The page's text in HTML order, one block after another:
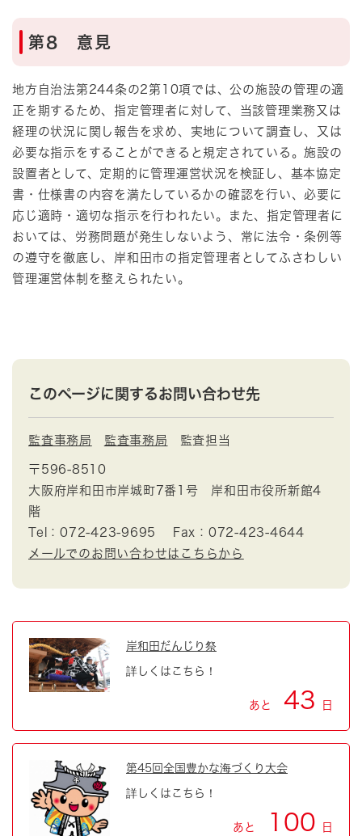
第8 意見
地方自治法第244条の2第10項では、公の施設の管理の適
正を期するため、指定管理者に対して、当該管理業務又は
経理の状況に関し報告を求め、実地について調査し、又は
必要な指示をすることができると規定されている。施設の
設置者として、定期的に管理運営状況を検証し、基本協定
書・仕様書の内容を満たしているかの確認を行い、必要に
応じ適時・適切な指示を行われたい。また、指定管理者に
おいては、労務問題が発生しないよう、常に法令・条例等
の遵守を徹底し、岸和田市の指定管理者としてふさわしい
管理運営体制を整えられたい。
このページに関するお問い合わせ先
監査事務局 監査事務局 監査担当
〒596-8510
大阪府岸和田市岸城町7番1号 岸和田市役所新館4
階
Tel：072-423-9695
Fax：072-423-4644
メールでのお問い合わせはこちらから
岸和田だんじり祭
詳しくはこちら！
あと 43 日
第45回全国豊かな海づくり大会
詳しくはこちら！
あと 100 日